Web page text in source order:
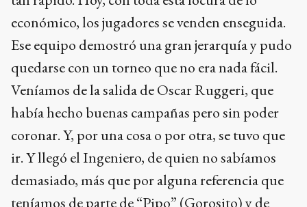
económico, los jugadores se venden enseguida.
Ese equipo demostró una gran jerarquía y pudo
quedarse con un torneo que no era nada fácil.
Veníamos de la salida de Oscar Ruggeri, que
había hecho buenas campañas pero sin poder
coronar. Y, por una cosa o por otra, se tuvo que
ir. Y llegó el Ingeniero, de quien no sabíamos
demasiado, más que por alguna referencia que
teníamos de parte de “Pipo” (Gorosito) y de